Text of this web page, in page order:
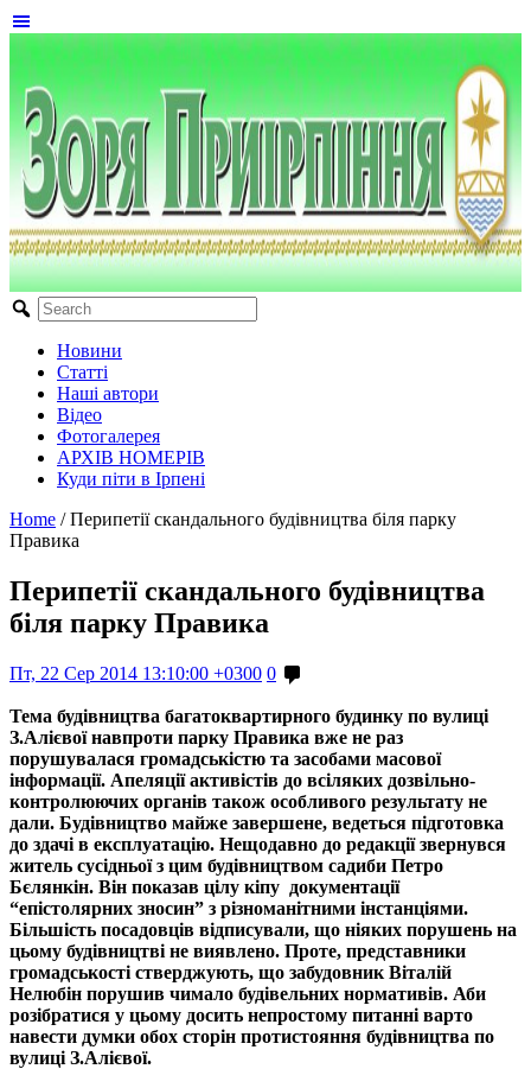
Новини
Статті
Наші автори
Відео
Фотогалерея
АРХІВ НОМЕРІВ
Куди піти в Ірпені
Home / Перипетії скандального будівництва біля парку
Правика
Перипетії скандального будівництва
біля парку Правика
Пт, 22 Сер 2014 13:10:00 +0300 0
Тема будівництва багатоквартирного будинку по вулиці
З.Алієвої навпроти парку Правика вже не раз
порушувалася громадськістю та засобами масової
інформації. Апеляції активістів до всіляких дозвільно-
контролюючих органів також особливого результату не
дали. Будівництво майже завершене, ведеться підготовка
до здачі в експлуатацію. Нещодавно до редакції звернувся
житель сусідньої з цим будівництвом садиби Петро
Бєлянкін. Він показав цілу кіпу документації
“епістолярних зносин” з різноманітними інстанціями.
Більшість посадовців відписували, що ніяких порушень на
цьому будівництві не виявлено. Проте, представники
громадськості стверджують, що забудовник Віталій
Нелюбін порушив чимало будівельних нормативів. Аби
розібратися у цьому досить непростому питанні варто
навести думки обох сторін протистояння будівництва по
вулиці З.Алієвої.